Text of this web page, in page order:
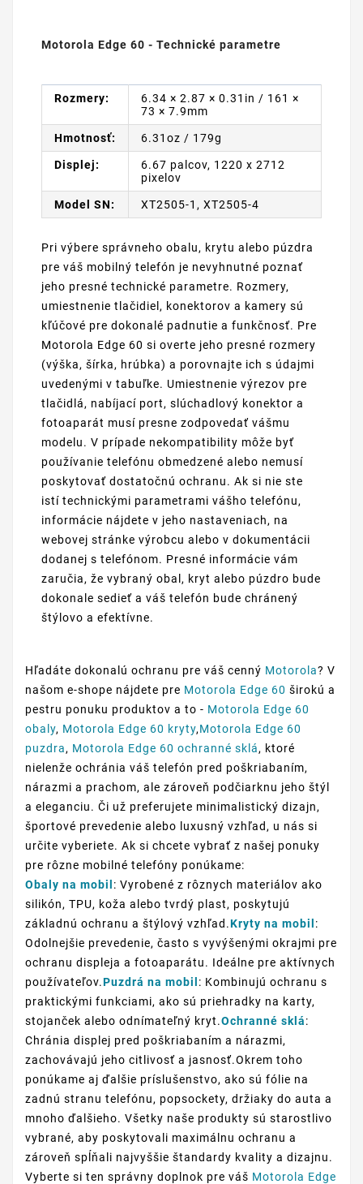
Motorola Edge 60 - Technické parametre
Rozmery:
6.34 × 2.87 × 0.31in / 161 ×
73 × 7.9mm
Hmotnosť: 6.31oz / 179g
Displej:
6.67 palcov, 1220 x 2712
pixelov
Model SN: XT2505-1, XT2505-4
Pri výbere správneho obalu, krytu alebo púzdra
pre váš mobilný telefón je nevyhnutné poznať
jeho presné technické parametre. Rozmery,
umiestnenie tlačidiel, konektorov a kamery sú
kľúčové pre dokonalé padnutie a funkčnosť. Pre
Motorola Edge 60 si overte jeho presné rozmery
(výška, šírka, hrúbka) a porovnajte ich s údajmi
uvedenými v tabuľke. Umiestnenie výrezov pre
tlačidlá, nabíjací port, slúchadlový konektor a
fotoaparát musí presne zodpovedať vášmu
modelu. V prípade nekompatibility môže byť
používanie telefónu obmedzené alebo nemusí
poskytovať dostatočnú ochranu. Ak si nie ste
istí technickými parametrami vášho telefónu,
informácie nájdete v jeho nastaveniach, na
webovej stránke výrobcu alebo v dokumentácii
dodanej s telefónom. Presné informácie vám
zaručia, že vybraný obal, kryt alebo púzdro bude
dokonale sedieť a váš telefón bude chránený
štýlovo a efektívne.
Hľadáte dokonalú ochranu pre váš cenný Motorola? V
našom e-shope nájdete pre Motorola Edge 60 širokú a
pestru ponuku produktov a to - Motorola Edge 60
obaly, Motorola Edge 60 kryty,Motorola Edge 60
puzdra, Motorola Edge 60 ochranné sklá, ktoré
nielenže ochránia váš telefón pred poškriabaním,
nárazmi a prachom, ale zároveň podčiarknu jeho štýl
a eleganciu. Či už preferujete minimalistický dizajn,
športové prevedenie alebo luxusný vzhľad, u nás si
určite vyberiete. Ak si chcete vybrať z našej ponuky
pre rôzne mobilné telefóny ponúkame:
Obaly na mobil : Vyrobené z rôznych materiálov ako
silikón, TPU, koža alebo tvrdý plast, poskytujú
základnú ochranu a štýlový vzhľad.Kryty na mobil :
Odolnejšie prevedenie, často s vyvýšenými okrajmi pre
ochranu displeja a fotoaparátu. Ideálne pre aktívnych
používateľov.Puzdrá na mobil : Kombinujú ochranu s
praktickými funkciami, ako sú priehradky na karty,
stojanček alebo odnímateľný kryt.Ochranné sklá:
Chránia displej pred poškriabaním a nárazmi,
zachovávajú jeho citlivosť a jasnosť.Okrem toho
ponúkame aj ďalšie príslušenstvo, ako sú fólie na
zadnú stranu telefónu, popsockety, držiaky do auta a
mnoho ďalšieho. Všetky naše produkty sú starostlivo
vybrané, aby poskytovali maximálnu ochranu a
zároveň spĺňali najvyššie štandardy kvality a dizajnu.
Vyberte si ten správny doplnok pre váš Motorola Edge